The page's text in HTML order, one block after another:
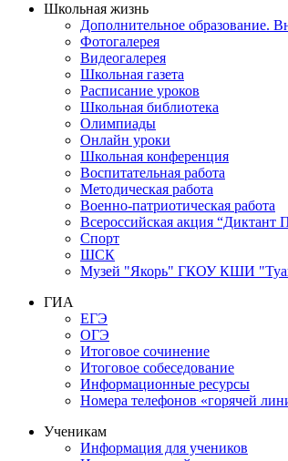
Школьная жизнь
Дополнительное образование.
Фотогалерея
Видеогалерея
Школьная газета
Расписание уроков
Школьная библиотека
Олимпиады
Онлайн уроки
Школьная конференция
Воспитательная работа
Методическая работа
Военно-патриотическая работа
Всероссийская акция “Диктант
Спорт
ШСК
Музей "Якорь" ГКОУ КШИ
ГИА
ЕГЭ
ОГЭ
Итоговое сочинение
Итоговое собеседование
Информационные ресурсы
Номера телефонов «горячей
Ученикам
Информация для учеников